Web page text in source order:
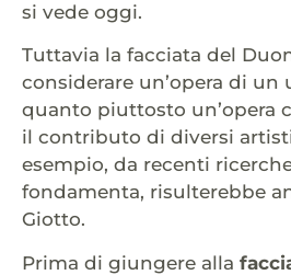
si vede oggi.
Tuttavia la facciata del
considerare un’opera di un
quanto piuttosto un’opera
il contributo di diversi artisti
esempio, da recenti
fondamenta, risulterebbe
Giotto.
Prima di giungere alla